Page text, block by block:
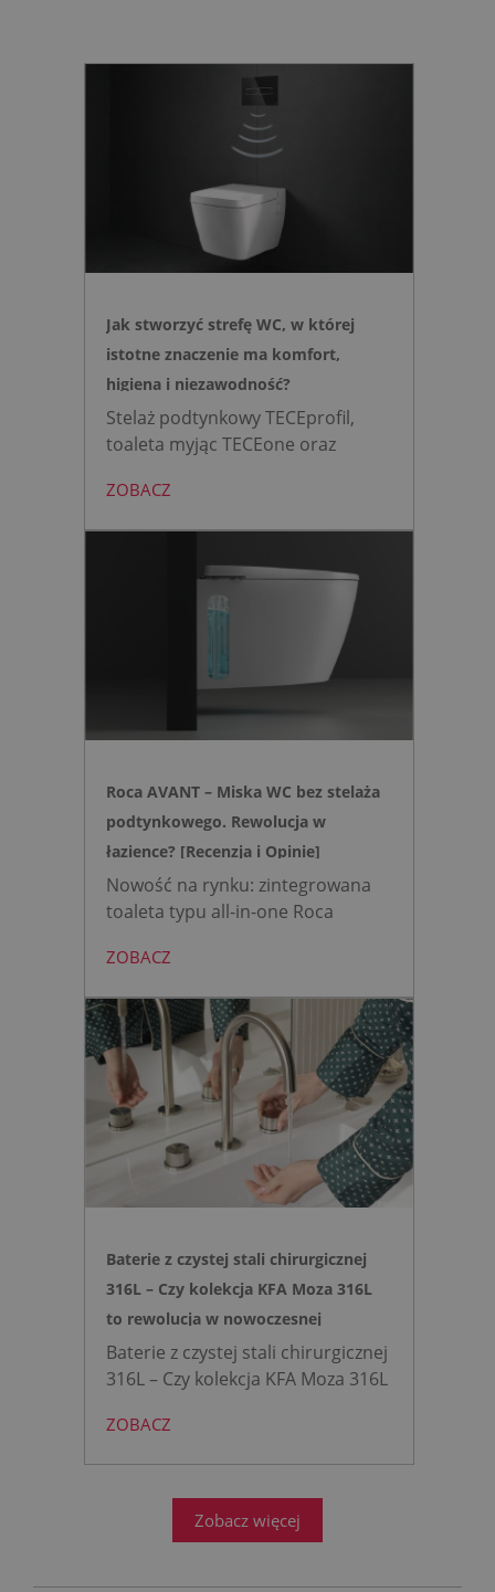
Jak stworzyć strefę WC, w której
istotne znaczenie ma komfort,
higiena i niezawodność?
Stelaż podtynkowy TECEprofil,
toaleta myjąc TECEone oraz
mini to zestaw, który warto
wybrać, gdy zależy nam na
bezpiecznej strefie WC. Zamiast
skomplikowanej i podatnej na
działającą w oparciu o ciśnienie
wody oraz elegancki, szklany
przycisk uruchamiany gestem.
ZOBACZ
Roca AVANT – Miska WC bez stelaża
podtynkowego. Rewolucja w
łazience? [Recenzja i Opinie]
Nowość na rynku: zintegrowana
toaleta typu all-in-one Roca
montażu stelaża podtynkowego.
Zyskujesz do 20 cm przestrzeni w
łazience i o 15% cichsze
spłukiwanie dzięki technologii
opartej na efekcie Venturiego.
Idealne rozwiązanie do szybkich
remontów bez kucia ścian.
ZOBACZ
Baterie z czystej stali chirurgicznej
316L – Czy kolekcja KFA Moza 316L
to rewolucja w nowoczesnej
łazience?
Baterie z czystej stali chirurgicznej
316L – Czy kolekcja KFA Moza 316L
łazience?
projektowanie łazienek stanęło
ZOBACZ
Zobacz więcej